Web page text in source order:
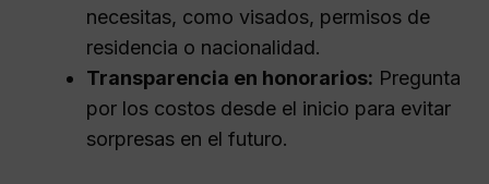
necesitas, como visados, permisos de
residencia o nacionalidad.
Transparencia en honorarios: Pregunta
por los costos desde el inicio para evitar
sorpresas en el futuro.